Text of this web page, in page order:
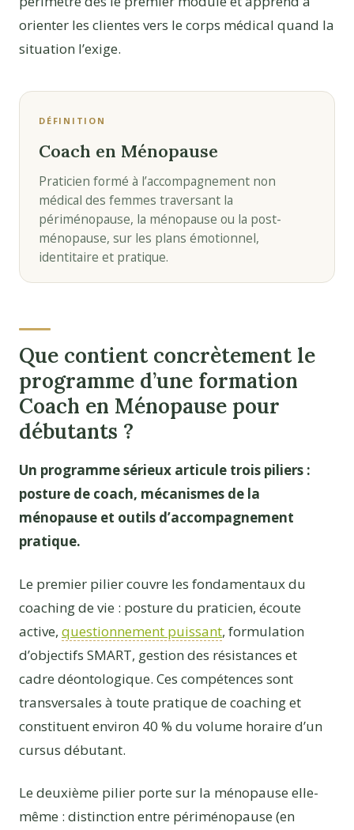
orienter les clientes vers le corps médical quand la
situation l’exige.
DÉFINITION
Coach en Ménopause
Praticien formé à l’accompagnement non
médical des femmes traversant la
périménopause, la ménopause ou la post-
ménopause, sur les plans émotionnel,
identitaire et pratique.
Que contient concrètement le
programme d’une formation
Coach en Ménopause pour
débutants ?
Un programme sérieux articule trois piliers :
posture de coach, mécanismes de la
ménopause et outils d’accompagnement
pratique.
Le premier pilier couvre les fondamentaux du
coaching de vie : posture du praticien, écoute
active, questionnement puissant, formulation
d’objectifs SMART, gestion des résistances et
cadre déontologique. Ces compétences sont
transversales à toute pratique de coaching et
constituent environ 40 % du volume horaire d’un
cursus débutant.
Le deuxième pilier porte sur la ménopause elle-
même : distinction entre périménopause (en